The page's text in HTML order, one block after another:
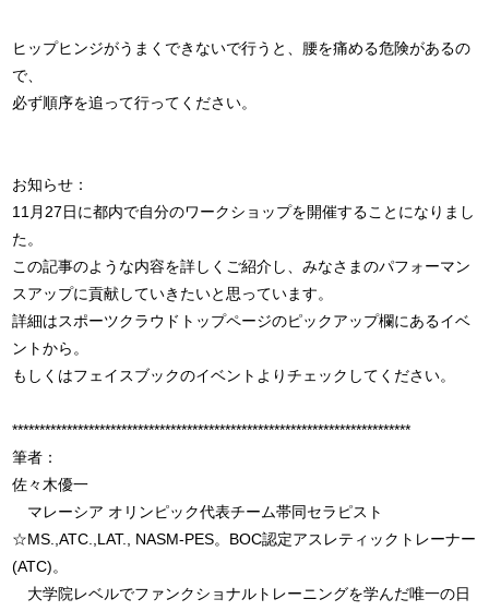
ヒップヒンジがうまくできないで行うと、腰を痛める危険があるの
で、
必ず順序を追って行ってください。
お知らせ：
11月27日に都内で自分のワークショップを開催することになりまし
た。
この記事のような内容を詳しくご紹介し、みなさまのパフォーマン
スアップに貢献していきたいと思っています。
詳細はスポーツクラウドトップページのピックアップ欄にあるイベ
ントから。
もしくはフェイスブックのイベントよりチェックしてください。
*************************************************************************
筆者：
佐々木優一
マレーシア オリンピック代表チーム帯同セラピスト
☆MS.,ATC.,LAT., NASM-PES。BOC認定アスレティックトレーナー
(ATC)。
大学院レベルでファンクショナルトレーニングを学んだ唯一の日